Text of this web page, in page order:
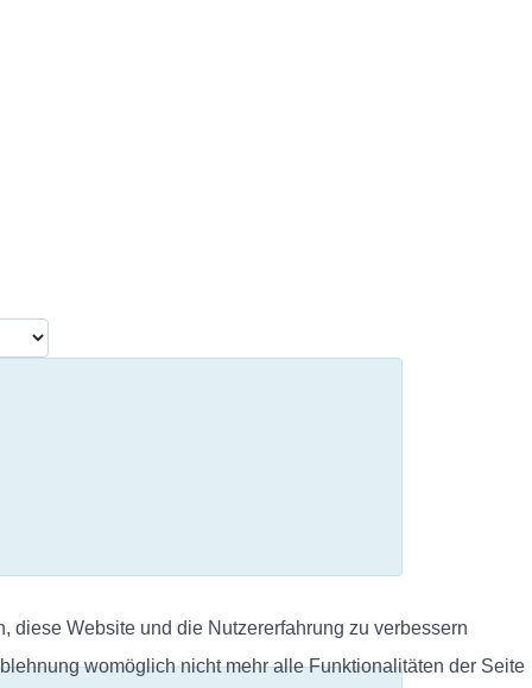
diese Website und die Nutzererfahrung zu verbessern
womöglich nicht mehr alle Funktionalitäten der Seite